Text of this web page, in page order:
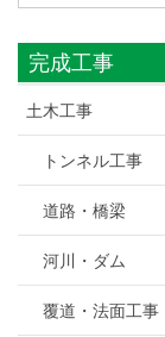
完成工事
土木工事
トンネル工事
道路・橋梁
河川・ダム
覆道・法面工事